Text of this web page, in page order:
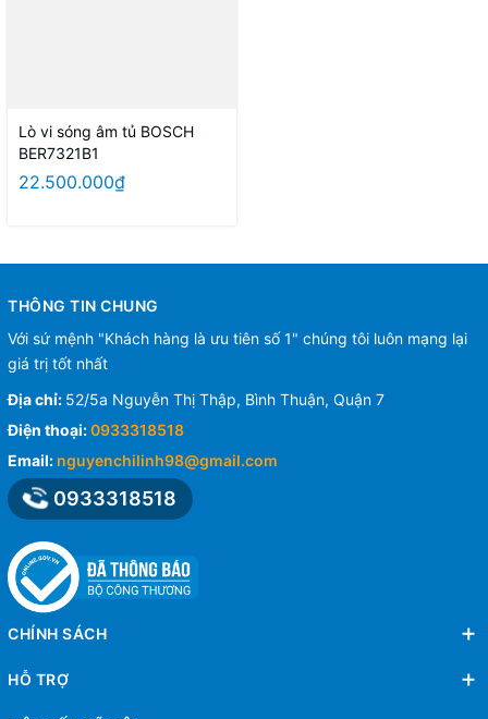
Lò vi sóng âm tủ BOSCH
BER7321B1
22.500.000₫
THÔNG TIN CHUNG
Với sứ mệnh "Khách hàng là ưu tiên số 1" chúng tôi luôn mạng lại
giá trị tốt nhất
Địa chỉ: 52/5a Nguyễn Thị Thập, Bình Thuận, Quận 7
Điện thoại:0933318518
Email: nguyenchilinh98@gmail.com
0933318518
CHÍNH SÁCH
HỖ TRỢ